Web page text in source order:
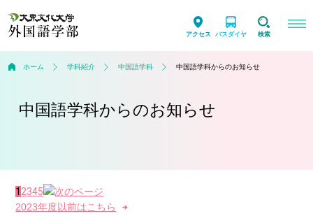
アクセス バスダイヤ 検索
ホーム 学科紹介 中国語学科 中国語学科からのお知らせ
中国語学科からのお知らせ
1 2345
2023年度以前はこちら